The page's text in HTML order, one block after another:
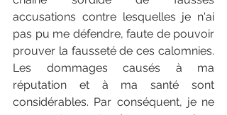
accusations contre lesquelles je n'ai
pas pu me défendre, faute de pouvoir
prouver la fausseté de ces calomnies.
Les dommages causés à ma
réputation et à ma santé sont
considérables. Par conséquent, je ne